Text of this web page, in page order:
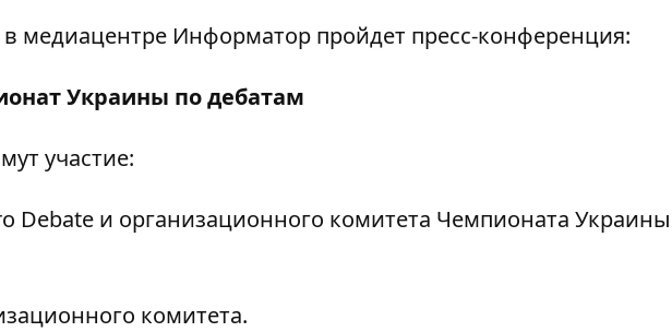
в медиацентре Информатор пройдет пресс-конференция:
Украины по дебатам
участие:
Debate и организационного комитета Чемпионата
комитета.